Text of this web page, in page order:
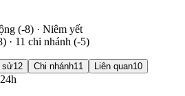
(-8) · Niêm yết
11 chi nhánh (-5)
sử12 Chi nhánh11 Liên quan10